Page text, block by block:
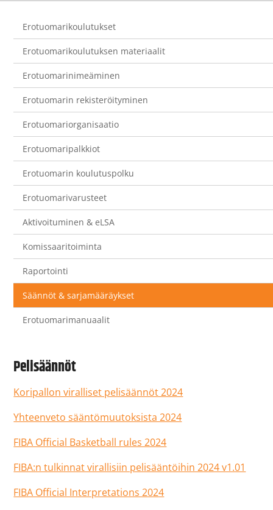
Erotuomarikoulutukset
Erotuomarikoulutuksen materiaalit
Erotuomarinimeäminen
Erotuomarin rekisteröityminen
Erotuomariorganisaatio
Erotuomaripalkkiot
Erotuomarin koulutuspolku
Erotuomarivarusteet
Aktivoituminen & eLSA
Komissaaritoiminta
Raportointi
Säännöt & sarjamääräykset
Erotuomarimanuaalit
Pelisäännöt
Koripallon viralliset pelisäännöt 2024
Yhteenveto sääntömuutoksista 2024
FIBA Official Basketball rules 2024
FIBA:n tulkinnat virallisiin pelisääntöihin 2024 v1.01
FIBA Official Interpretations 2024